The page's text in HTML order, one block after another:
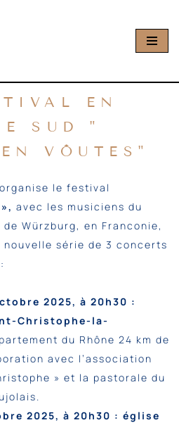
EN
SUD "
VÔUTES"
le festival
avec les musiciens du
de Würzburg, en Franconie,
série de 3 concerts
2025, à 20h30 :
Christophe-la-
du Rhône 24 km de
avec l’association
» et la pastorale du
2025, à 20h30 : église